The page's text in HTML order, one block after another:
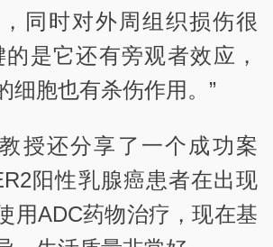
同时对外周组织损伤很
是它还有旁观者效应，
细胞也有杀伤作用。”
授还分享了一个成功案
阳性乳腺癌患者在出现
用ADC药物治疗，现在基